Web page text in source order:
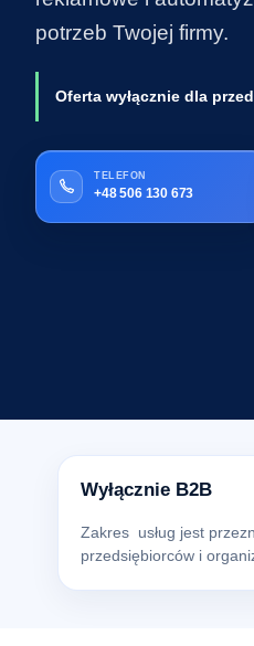
potrzeb Twojej firmy.
Oferta wyłącznie dla
TELEFON
+48 506 130 673
Wyłącznie B2B
Zakres usług jest
przedsiębiorców i